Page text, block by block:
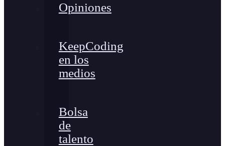
Opiniones
KeepCoding
en los
medios
Bolsa
de
talento